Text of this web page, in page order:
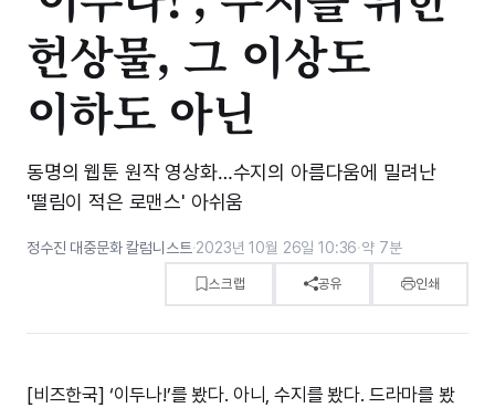
헌상물, 그 이상도
이하도 아닌
동명의 웹툰 원작 영상화…수지의 아름다움에 밀려난
'떨림이 적은 로맨스' 아쉬움
정수진 대중문화 칼럼니스트·2023년 10월 26일 10:36·약 7분
스크랩 공유 인쇄
[비즈한국] ‘이두나!’를 봤다. 아니, 수지를 봤다. 드라마를 봤